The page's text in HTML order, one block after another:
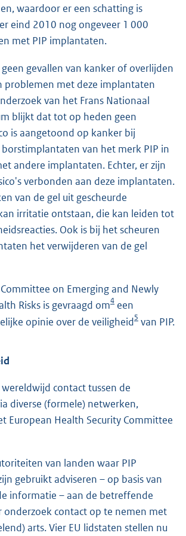
waardoor er een schatting is
eind 2010 nog ongeveer 1 000
met PIP implantaten.
geen gevallen van kanker of overlijden
problemen met deze implantaten
van het Frans Nationaal
blijkt dat tot op heden geen
is aangetoond op kanker bij
van het merk PIP in
andere implantaten. Echter, er zijn
verbonden aan deze implantaten.
van de gel uit gescheurde
irritatie ontstaan, die kan leiden tot
Ook is bij het scheuren
het verwijderen van de gel
on Emerging and Newly
Risks is gevraagd om4 een
opinie over de veiligheid5 van PIP.
contact tussen de
diverse (formele) netwerken,
European Health Security Committee
van landen waar PIP
gebruikt adviseren – op basis van
informatie – aan de betreffende
onderzoek contact op te nemen met
arts. Vier EU lidstaten stellen nu